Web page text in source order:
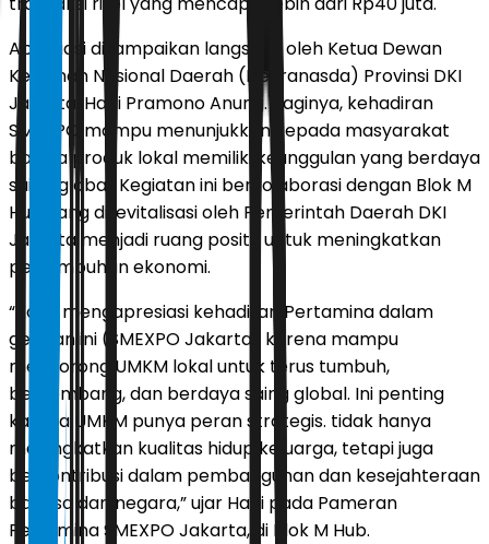
Apresiasi disampaikan langsung oleh Ketua Dewan
Kerajinan Nasional Daerah (Dekranasda) Provinsi DKI
Jakarta, Hani Pramono Anung. Baginya, kehadiran
SMEXPO mampu menunjukkan kepada masyarakat
bahwa produk lokal memiliki keunggulan yang berdaya
saing global. Kegiatan ini berkolaborasi dengan Blok M
Hub yang direvitalisasi oleh Pemerintah Daerah DKI
Jakarta menjadi ruang positif untuk meningkatkan
pertumbuhan ekonomi.
“Kami mengapresiasi kehadiran Pertamina dalam
gelaran ini (SMEXPO Jakarta) karena mampu
mendorong UMKM lokal untuk terus tumbuh,
berkembang, dan berdaya saing global. Ini penting
karena UMKM punya peran strategis. tidak hanya
meningkatkan kualitas hidup keluarga, tetapi juga
berkontribusi dalam pembangunan dan kesejahteraan
bangsa dan negara,” ujar Hani pada Pameran
Pertamina SMEXPO Jakarta, di Blok M Hub.